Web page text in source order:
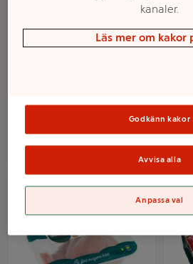
Välj butik
kanaler.
Läs mer om kakor
Godkänn kakor
Avvisa alla
Anpassa val